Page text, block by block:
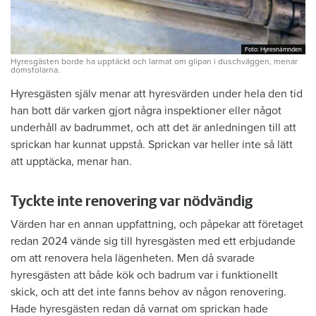
Foto: Hyresnämnden
Foto: Hyresnämnden
Hyresgästen borde ha upptäckt och larmat om glipan i duschväggen, menar
domstolarna.
Hyresgästen själv menar att hyresvärden under hela den tid
han bott där varken gjort några inspektioner eller något
underhåll av badrummet, och att det är anledningen till att
sprickan har kunnat uppstå. Sprickan var heller inte så lätt
att upptäcka, menar han.
Tyckte inte renovering var nödvändig
Värden har en annan uppfattning, och påpekar att företaget
redan 2024 vände sig till hyresgästen med ett erbjudande
om att renovera hela lägenheten. Men då svarade
hyresgästen att både kök och badrum var i funktionellt
skick, och att det inte fanns behov av någon renovering.
Hade hyresgästen redan då varnat om sprickan hade